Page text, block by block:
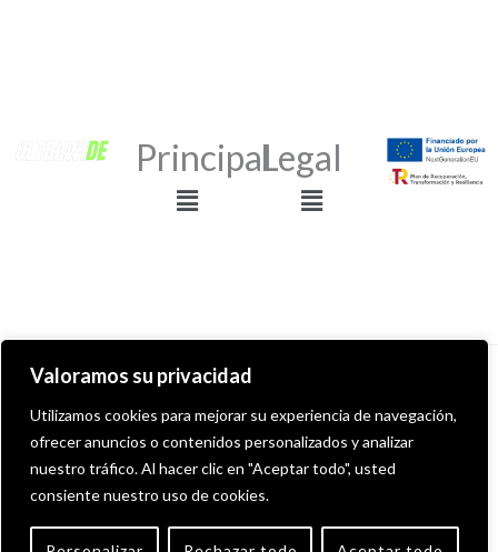
Valoramos su privacidad
Utilizamos cookies para mejorar su experiencia de navegación,
ofrecer anuncios o contenidos personalizados y analizar
nuestro tráfico. Al hacer clic en "Aceptar todo", usted
consiente nuestro uso de cookies.
Principal
Menú
Legal
Menú
English (Inglés Español